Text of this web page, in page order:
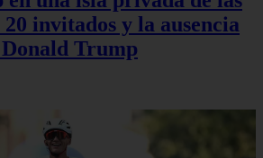
invitados y la ausencia
Trump